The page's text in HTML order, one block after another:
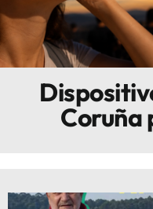
Sostenibilidad
Innova
Coruña